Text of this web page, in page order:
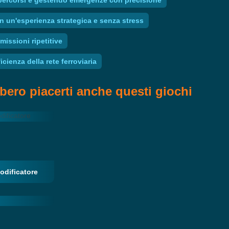
strategica e senza stress
ripetitive
della rete ferroviaria
piacerti anche questi giochi